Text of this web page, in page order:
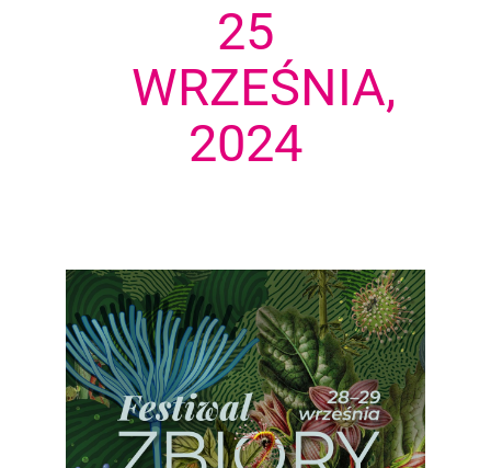
25
WRZEŚNIA,
2024